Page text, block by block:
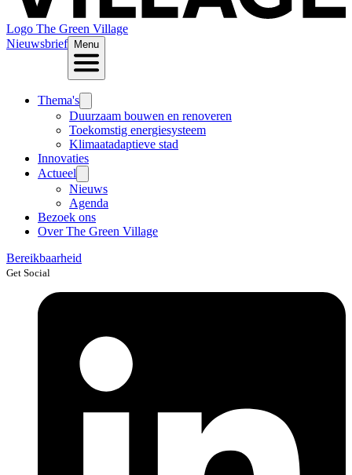
Logo The Green Village
Nieuwsbrief
Menu
Thema's
Duurzaam bouwen en renoveren
Toekomstig energiesysteem
Klimaatadaptieve stad
Innovaties
Actueel
Nieuws
Agenda
Bezoek ons
Over The Green Village
Bereikbaarheid
Get Social